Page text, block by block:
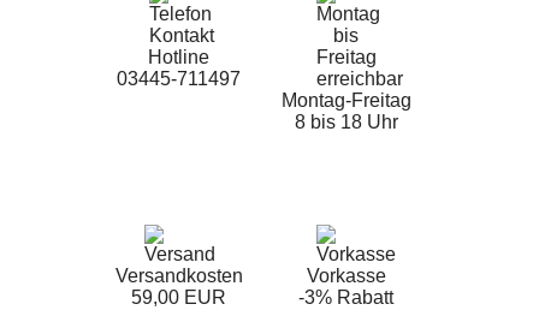
Hotline
03445-711497
Montag-Freitag
8 bis 18 Uhr
Versandkosten
59,00 EUR
Vorkasse
-3% Rabatt